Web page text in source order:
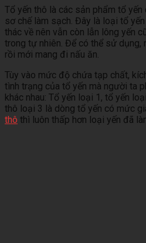
Tổ yến thô là các sản phẩm tổ
sơ chế làm sạch. Đây là loại tổ
thác về nên vẫn còn lẫn lông yến
trong tự nhiên. Để có thể sử dụng,
rồi mới mang đi nấu ăn.
Tùy vào mức độ chứa tạp chất,
tình trạng của tổ yến mà người ta
khác nhau: Tổ yến loại 1, tổ yến
thô loại 3 là dòng tổ yến có mức
thô thì luôn thấp hơn loại yến đã